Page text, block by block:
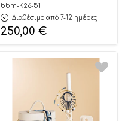
8τμχ K26.51 SS 2026 |
Baby Bloom
bbm-K26-51
Διαθέσιμο από 7-12 ημέρες
250,00 €